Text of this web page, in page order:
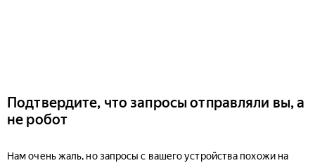
Подтвердите, что запросы отправляли вы, а
не робот
Нам очень жаль, но запросы с вашего устройства похожи на